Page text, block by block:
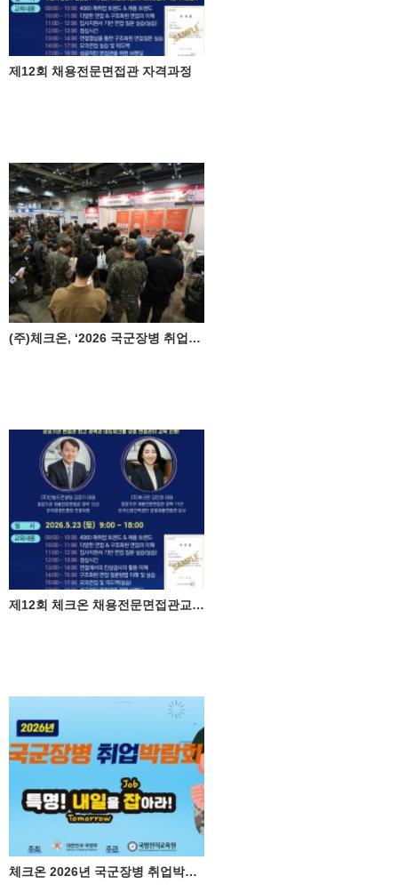
제12회 채용전문면접관 자격과정
(주)체크온, ‘2026 국군장병 취업박람회' 성료 ♥
제12회 체크온 채용전문면접관교육 민간자격과정
체크온 2026년 국군장병 취업박람회 참가